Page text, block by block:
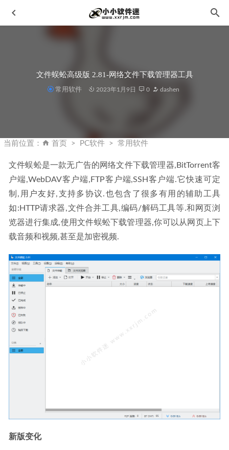
文件蜈蚣高级版 2.81-网络文件下载管理器工具
常用软件 2023年1月9日 0 dashen
当前位置： 首页 PC软件 常用软件
文件蜈蚣是一款无广告的网络文件下载管理器,BitTorrent客
户端,WebDAV客户端,FTP客户端,SSH客户端.它快速可定
制,用户友好,支持多协议.也包含了很多有用的辅助工具
如:HTTP请求器,文件合并工具,编码/解码工具等.和网页浏
览器进行集成,使用文件蜈蚣下载管理器,你可以从网页上下
载音频和视频,甚至是加密视频.
新版变化
ON1 HDR 2023 v17.1.1.13620 中文修正破解版-HDR渲染软
Premiere CC2020官方简体中文版下载地址和安装教程 2019-
11-09
浩辰CAD看图王 v10.4.0 64位中文版+和谐优雅补丁 2026-
08-06
DVDFab 365 V12.1.1.2中文破解版-DVD光盘复制工具
2023-
08-05